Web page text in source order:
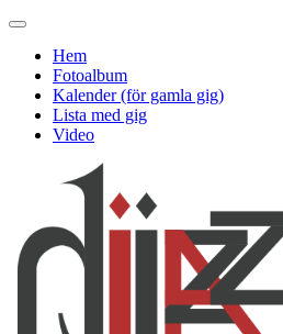
Hem
Fotoalbum
Kalender (för gamla gig)
Lista med gig
Video